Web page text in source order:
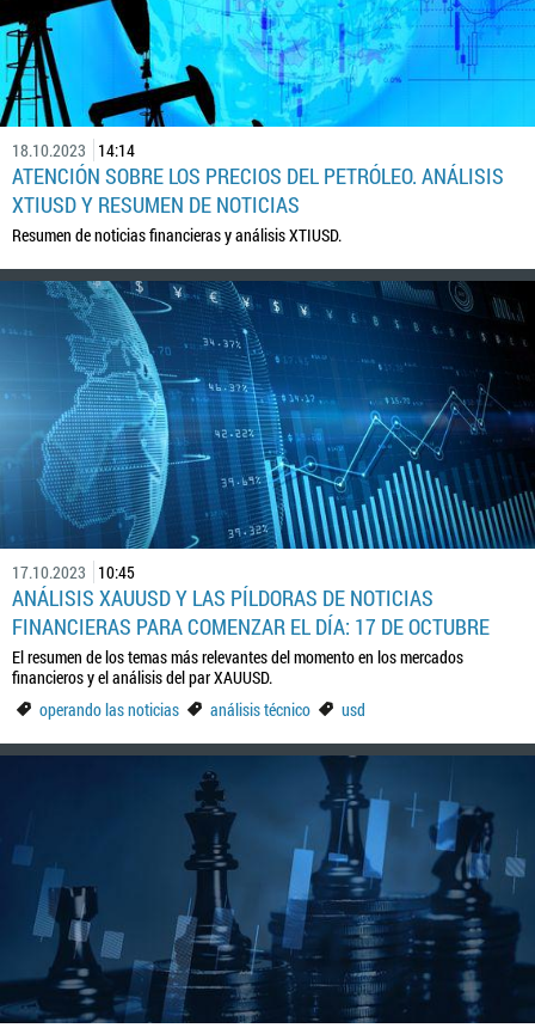
18.10.2023 14:14
ATENCIÓN SOBRE LOS PRECIOS DEL PETRÓLEO. ANÁLISIS
XTIUSD Y RESUMEN DE NOTICIAS
Resumen de noticias financieras y análisis XTIUSD.
17.10.2023 10:45
ANÁLISIS XAUUSD Y LAS PÍLDORAS DE NOTICIAS
FINANCIERAS PARA COMENZAR EL DÍA: 17 DE OCTUBRE
El resumen de los temas más relevantes del momento en los mercados
financieros y el análisis del par XAUUSD.
operando las noticias
análisis técnico usd